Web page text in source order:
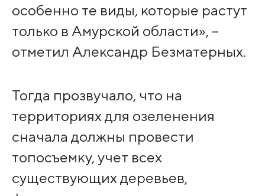
особенно те виды, которые растут
только в Амурской области», –
отметил Александр Безматерных.
Тогда прозвучало, что на
территориях для озеленения
сначала должны провести
топосъемку, учет всех
существующих деревьев,